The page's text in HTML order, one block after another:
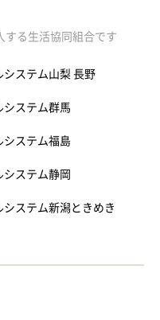
する生活協同組合です
システム山梨 長野
システム群馬
システム福島
システム静岡
システム新潟ときめき